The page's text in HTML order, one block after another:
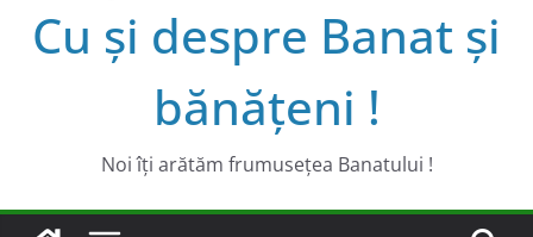
Cu şi despre Banat şi
bănăţeni !
Noi îţi arătăm frumuseţea Banatului !